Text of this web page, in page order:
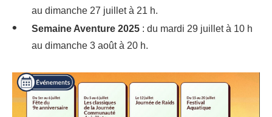
au dimanche 27 juillet à 21 h.
Semaine Aventure 2025 : du mardi 29 juillet à 10 h
au dimanche 3 août à 20 h.